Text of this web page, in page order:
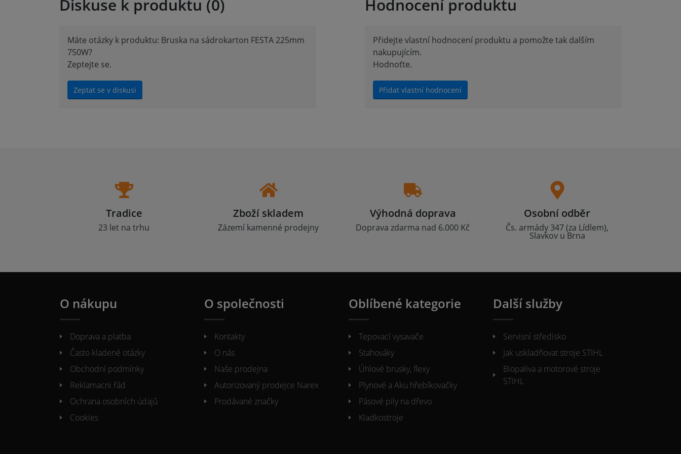
Diskuse k produktu (0)
Máte otázky k produktu: Bruska na sádrokarton FESTA 225mm
750W?
Zeptejte se.
Zeptat se v diskusi
Hodnocení produktu
Přidejte vlastní hodnocení produktu a pomožte tak dalším
nakupujícím.
Hodnoťte.
Přidat vlastní hodnocení
Tradice
23 let na trhu
Zboží skladem
Zázemí kamenné prodejny
Výhodná doprava
Doprava zdarma nad 6.000 Kč
Osobní odběr
Čs. armády 347 (za Lídlem),
Slavkov u Brna
O nákupu
Doprava a platba
Často kladené otázky
Obchodní podmínky
Reklamacni řád
Ochrana osobních údajů
Cookies
O společnosti
Kontakty
O nás
Naše prodejna
Autorizovaný prodejce Narex
Prodávané značky
Oblíbené kategorie
Tepovací vysavače
Stahováky
Úhlové brusky, flexy
Plynové a Aku hřebíkovačky
Pásové pily na dřevo
Kladkostroje
Další služby
Servisní středisko
Jak uskladňovat stroje STIHL
Biopaliva a motorové stroje
STIHL